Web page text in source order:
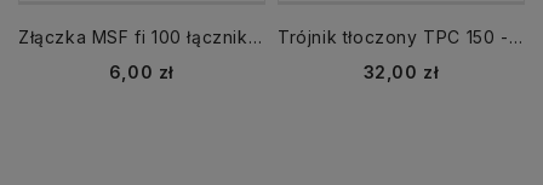
Złączka MSF fi 100 łącznik mufa
Cena
6,00 zł
Trójnik tłoczony TPC 150 - 150
Cena
32,00 zł